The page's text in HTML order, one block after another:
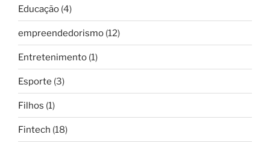
Educação (4)
empreendedorismo (12)
Entretenimento (1)
Esporte (3)
Filhos (1)
Fintech (18)